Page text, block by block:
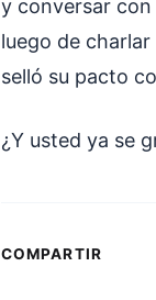
y conversar
luego de
selló su pacto
¿Y usted ya se
COMPARTIR